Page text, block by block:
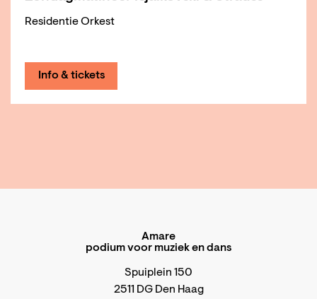
Residentie Orkest
Info & tickets
Amare
podium voor muziek en dans
Spuiplein 150
2511 DG Den Haag